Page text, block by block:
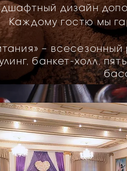
дизайн
Каждому гостю мы
–
банкет-холл,